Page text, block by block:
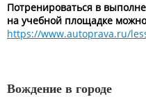
Потренироваться в
на учебной площадке
https://www.autoprava.ru/
Вождение в городе